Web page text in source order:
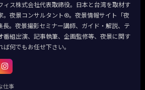
ィス株式会社代表取締役。日本と台湾を取材す
。夜景コンサルタント®。夜景情報サイト「夜
長。夜景撮影セミナー講師、ガイド・解説、テ
番組出演、記事執筆、企画監修等、夜景に関す
ば何でもお任せ下さい。
仕事